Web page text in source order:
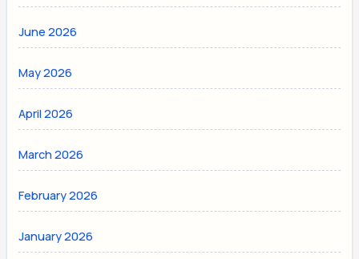
June 2026
May 2026
April 2026
March 2026
February 2026
January 2026